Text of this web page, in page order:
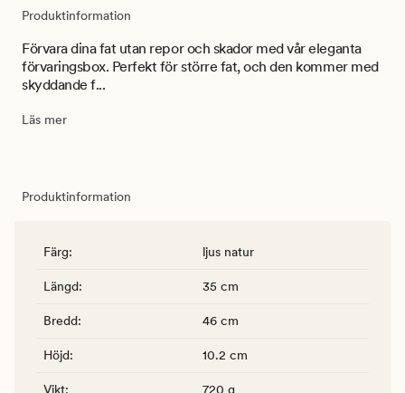
Produktinformation
Förvara dina fat utan repor och skador med vår eleganta
förvaringsbox. Perfekt för större fat, och den kommer med
skyddande f...
Läs mer
Produktinformation
Färg: ljus natur
Längd: 35 cm
Bredd: 46 cm
Höjd: 10.2 cm
Vikt: 720 g